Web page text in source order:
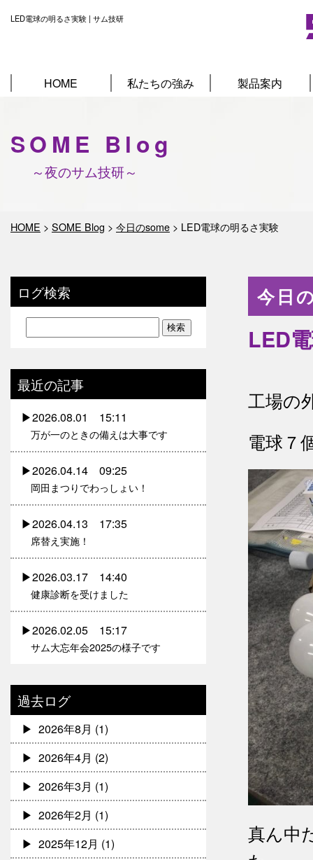
LED電球の明るさ実験 | サム技研
HOME 私たちの強み 製品案内
SOME Blog
～夜のサム技研～
HOME > SOME Blog > 今日のsome > LED電球の明るさ実験
今日
LED
工場の
電球７
真ん中
ログ検索
最近の記事
2026.08.01 15:11
万が一のときの備えは大事です
2026.04.14 09:25
岡田まつりでわっしょい！
2026.04.13 17:35
席替え実施！
2026.03.17 14:40
健康診断を受けました
2026.02.05 15:17
サム大忘年会2025の様子です
過去ログ
2026年8月 (1)
2026年4月 (2)
2026年3月 (1)
2026年2月 (1)
2025年12月 (1)